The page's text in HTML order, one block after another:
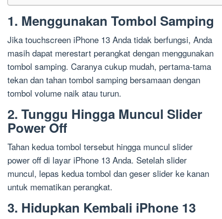
1. Menggunakan Tombol Samping
Jika touchscreen iPhone 13 Anda tidak berfungsi, Anda
masih dapat merestart perangkat dengan menggunakan
tombol samping. Caranya cukup mudah, pertama-tama
tekan dan tahan tombol samping bersamaan dengan
tombol volume naik atau turun.
2. Tunggu Hingga Muncul Slider
Power Off
Tahan kedua tombol tersebut hingga muncul slider
power off di layar iPhone 13 Anda. Setelah slider
muncul, lepas kedua tombol dan geser slider ke kanan
untuk mematikan perangkat.
3. Hidupkan Kembali iPhone 13